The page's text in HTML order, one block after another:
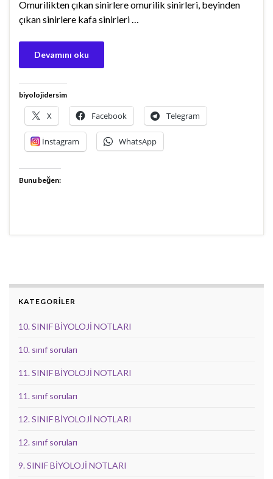
Omurilikten çıkan sinirlere omurilik sinirleri, beyinden
çıkan sinirlere kafa sinirleri …
Devamını oku
biyolojidersim
X Facebook Telegram
İnstagram WhatsApp
Bunu beğen:
KATEGORİLER
10. SINIF BİYOLOJİ NOTLARI
10. sınıf soruları
11. SINIF BİYOLOJİ NOTLARI
11. sınıf soruları
12. SINIF BİYOLOJİ NOTLARI
12. sınıf soruları
9. SINIF BİYOLOJİ NOTLARI